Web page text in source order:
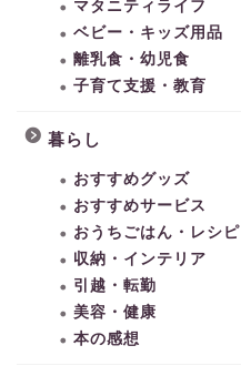
マタニティライフ
ベビー・キッズ用品
離乳食・幼児食
子育て支援・教育
暮らし
おすすめグッズ
おすすめサービス
おうちごはん・レシピ
収納・インテリア
引越・転勤
美容・健康
本の感想